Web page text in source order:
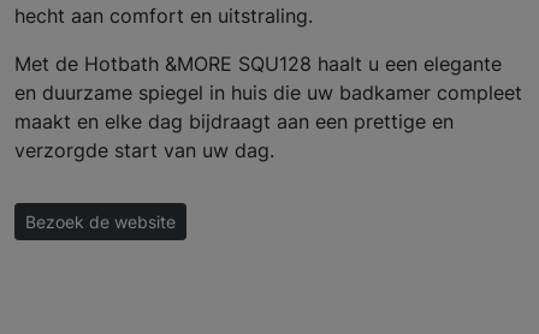
hecht aan comfort en uitstraling.
Met de Hotbath &MORE SQU128 haalt u een elegante
en duurzame spiegel in huis die uw badkamer compleet
maakt en elke dag bijdraagt aan een prettige en
verzorgde start van uw dag.
Bezoek de website